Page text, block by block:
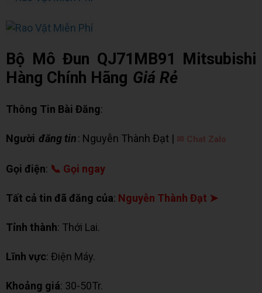
Bộ Mô Đun QJ71MB91 Mitsubishi
Hàng Chính Hãng Giá Rẻ
Thông Tin Bài Đăng:
Người đăng tin: Nguyễn Thành Đạt | ✉ Chat Zalo
Gọi điện: 📞 Gọi ngay
Tất cả tin đã đăng của: Nguyễn Thành Đạt ➤
Tỉnh thành: Thới Lai.
Lĩnh vực: Điện Máy.
Khoảng giá: 30-50Tr.